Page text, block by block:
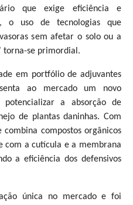
que exige eficiência e
o uso de tecnologias que
sem afetar o solo ou a
torna-se primordial.
em portfólio de adjuvantes
ao mercado um novo
potencializar a absorção de
de plantas daninhas. Com
compostos orgânicos
com a cutícula e a membrana
a eficiência dos defensivos
única no mercado e foi